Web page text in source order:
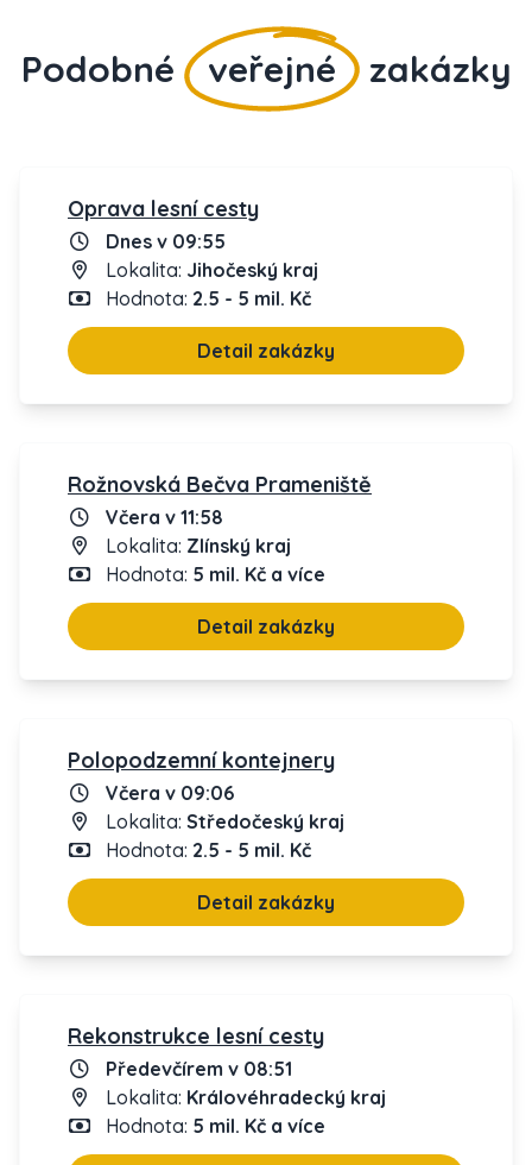
Podobné veřejné zakázky
Oprava lesní cesty
Dnes v 09:55
Lokalita: Jihočeský kraj
Hodnota: 2.5 - 5 mil. Kč
Detail zakázky
Rožnovská Bečva Prameniště
Včera v 11:58
Lokalita: Zlínský kraj
Hodnota: 5 mil. Kč a více
Detail zakázky
Polopodzemní kontejnery
Včera v 09:06
Lokalita: Středočeský kraj
Hodnota: 2.5 - 5 mil. Kč
Detail zakázky
Rekonstrukce lesní cesty
Předevčírem v 08:51
Lokalita: Královéhradecký kraj
Hodnota: 5 mil. Kč a více